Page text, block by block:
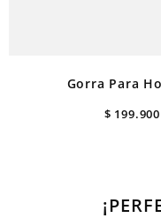
Gorra Para
$ 199.900